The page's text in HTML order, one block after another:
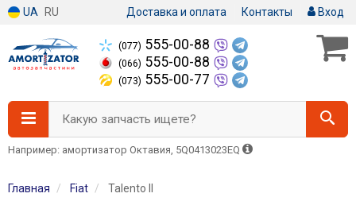
UA RU Доставка и оплата Контакты Вход
(077) 555-00-88
(066) 555-00-88
(073) 555-00-77
Какую запчасть ищете?
Например: амортизатор Октавия, 5Q0413023EQ
Главная Fiat Talento II